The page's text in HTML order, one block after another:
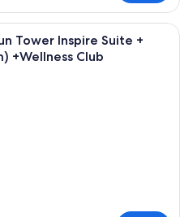
Ett modernt hotellrum med en stor
Tower Inspire Suite +
+Wellness Club